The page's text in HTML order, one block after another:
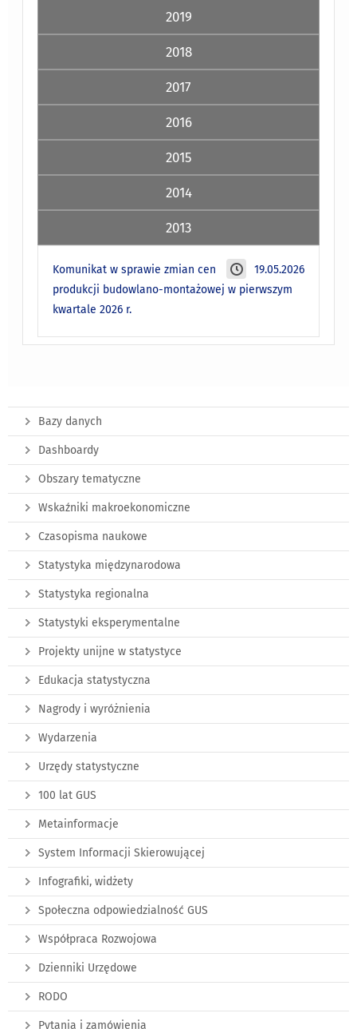
2019
2018
2017
2016
2015
2014
2013
19.05.2026
Komunikat w sprawie zmian cen
produkcji budowlano-montażowej w pierwszym
kwartale 2026 r.
Bazy danych
Dashboardy
Obszary tematyczne
Wskaźniki makroekonomiczne
Czasopisma naukowe
Statystyka międzynarodowa
Statystyka regionalna
Statystyki eksperymentalne
Projekty unijne w statystyce
Edukacja statystyczna
Nagrody i wyróżnienia
Wydarzenia
Urzędy statystyczne
100 lat GUS
Metainformacje
System Informacji Skierowującej
Infografiki, widżety
Społeczna odpowiedzialność GUS
Współpraca Rozwojowa
Dzienniki Urzędowe
RODO
Pytania i zamówienia